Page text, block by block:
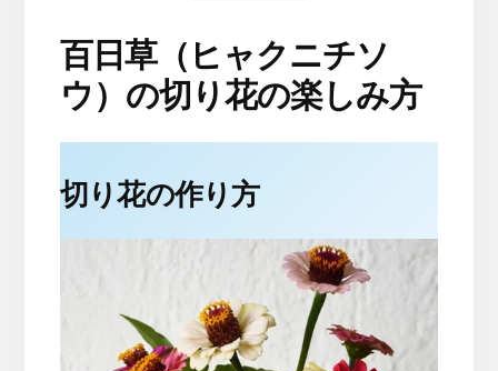
百日草（ヒャクニチソ
ウ）の切り花の楽しみ方
切り花の作り方